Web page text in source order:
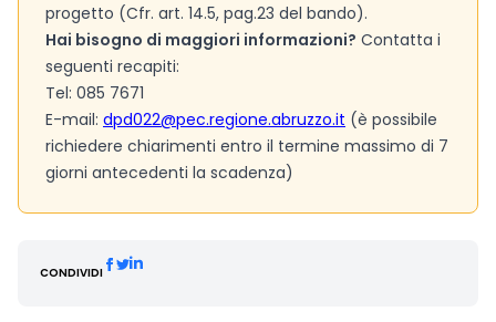
progetto (Cfr. art. 14.5, pag.23 del bando).
Hai bisogno di maggiori informazioni? Contatta i
seguenti recapiti:
Tel: 085 7671
E-mail: dpd022@pec.regione.abruzzo.it (è possibile
richiedere chiarimenti entro il termine massimo di 7
giorni antecedenti la scadenza)
CONDIVIDI